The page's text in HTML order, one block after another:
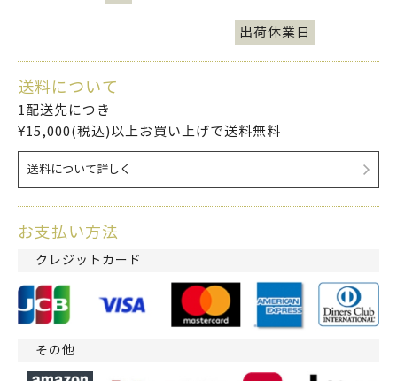
出荷休業日
送料について
1配送先につき
¥15,000(税込)以上お買い上げで送料無料
送料について詳しく
お支払い方法
クレジットカード
その他